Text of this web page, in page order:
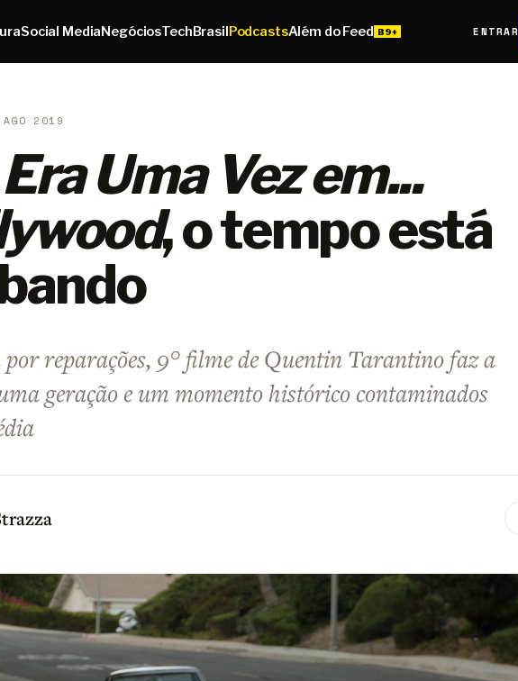
Social MediaNegóciosTechBrasilPodcastsAlém do Feed ENTRAR
2019
Era Uma Vez em...
, o tempo está
por reparações, 9° filme de Quentin Tarantino faz a
geração e um momento histórico contaminados